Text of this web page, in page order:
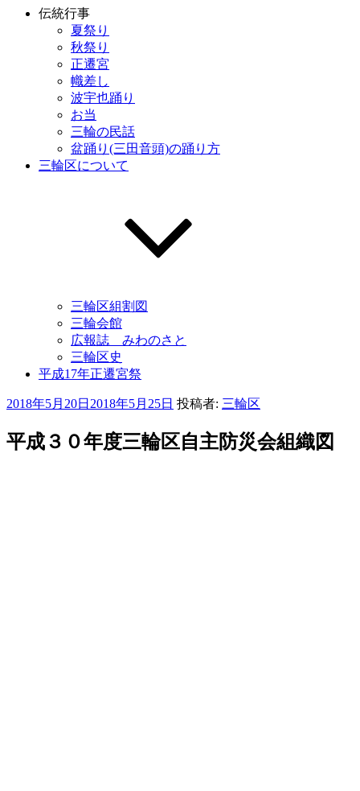
伝統行事
夏祭り
秋祭り
正遷宮
幟差し
波宇也踊り
お当
三輪の民話
盆踊り(三田音頭)の踊り方
三輪区について
三輪区組割図
三輪会館
広報誌 みわのさと
三輪区史
平成17年正遷宮祭
投
日:
2018年5月20日 2018年5月25日 投稿者: 三輪区
平成３０年度三輪区自主防災会組織図